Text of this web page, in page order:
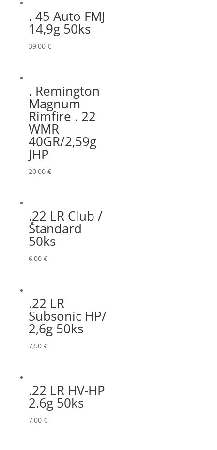
. 45 Auto FMJ
14,9g 50ks
39,00 €
. Remington
Magnum
Rimfire . 22
WMR
40GR/2,59g
JHP
20,00 €
.22 LR Club /
Štandard
50ks
6,00 €
.22 LR
Subsonic HP/
2,6g 50ks
7,50 €
.22 LR HV-HP
2.6g 50ks
7,00 €